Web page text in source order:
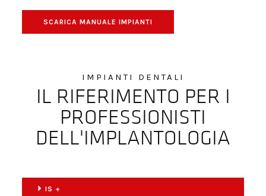
SCARICA MANUALE IMPIANTI
IMPIANTI DENTALI
IL RIFERIMENTO PER I
PROFESSIONISTI
DELL'IMPLANTOLOGIA
IS +